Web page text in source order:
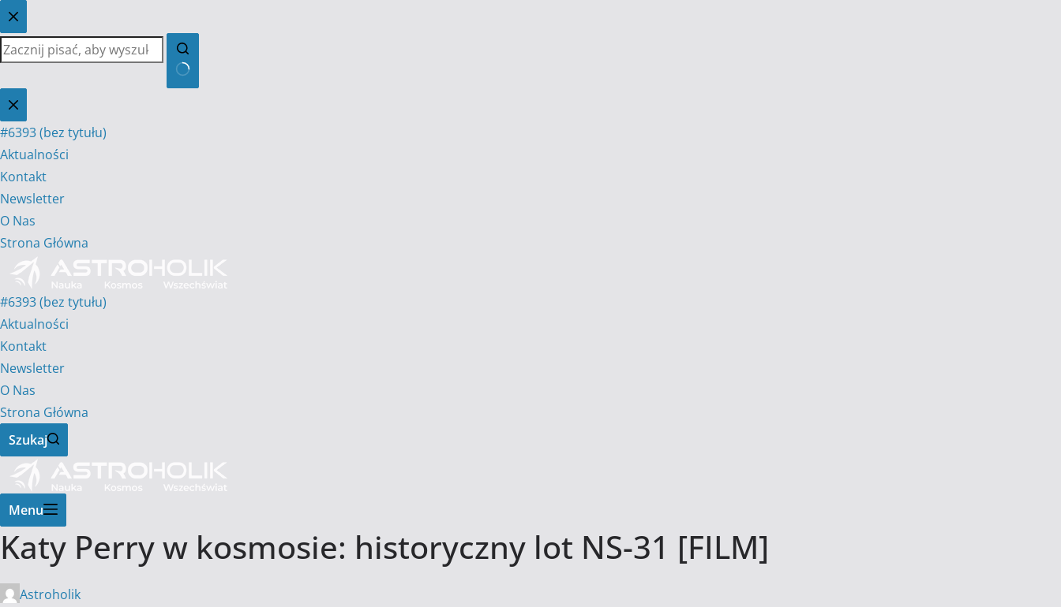
Przejdź
do
treści
Brak
wyników
#6393 (bez tytułu)
Aktualności
Kontakt
Newsletter
O Nas
Strona Główna
#6393 (bez tytułu)
Aktualności
Kontakt
Newsletter
O Nas
Strona Główna
Szukaj
Menu
Katy Perry w kosmosie: historyczny lot NS-31 [FILM]
Astroholik